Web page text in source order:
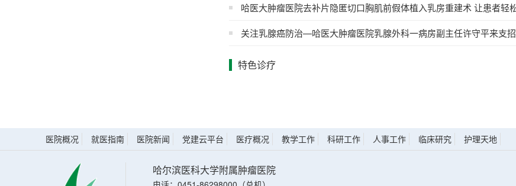
哈医大肿瘤医院去补片隐匿切口胸肌前假体植入乳房重建术 让患者轻松实现“乳”此美丽的
关注乳腺癌防治—哈医大肿瘤医院乳腺外科一病房副主任许守平来支招
特色诊疗
医院概况 就医指南 医院新闻 党建云平台 医疗概况 教学工作 科研工作 人事工作 临床研究 护理天地
哈尔滨医科大学附属肿瘤医院